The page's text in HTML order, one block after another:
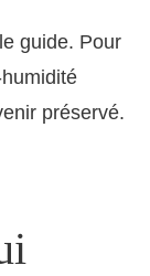
guide. Pour
préservé.